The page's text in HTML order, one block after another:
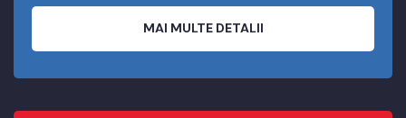
MAI MULTE DETALII